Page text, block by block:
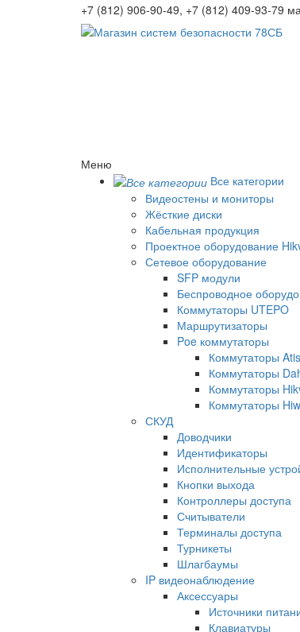
+7 (812) 906-90-49, +7 (812) 409-93-79
Меню
Все категории
Видеостены и мониторы
Жёсткие диски
Кабельная продукция
Проектное оборудование
Сетевое оборудование
SFP модули
Беспроводное
Коммутаторы UTEPO
Маршрутизаторы
Poe коммутаторы
Коммутаторы Atis
Коммутаторы
Коммутаторы
Коммутаторы
СКУД
Доводчики
Идентификаторы
Исполнительные
Кнопки выхода
Контроллеры доступа
Считыватели
Терминалы доступа
Турникеты
Шлагбаумы
IP видеонаблюдение
Аксессуары
Источники
Клавиатуры